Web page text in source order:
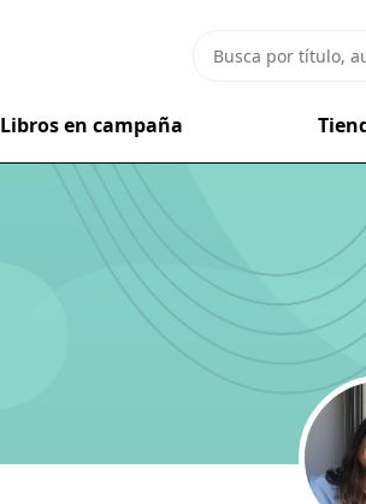
Libros en campaña